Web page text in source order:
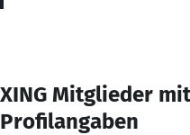
XING Mitglieder
Profilangaben